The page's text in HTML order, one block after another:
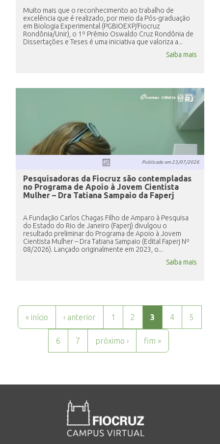
Muito mais que o reconhecimento ao trabalho de
excelência que é realizado, por meio da Pós-graduação
em Biologia Experimental (PGBIOEXP/Fiocruz
Rondônia/Unir), o 1º Prêmio Oswaldo Cruz Rondônia de
Dissertações e Teses é uma iniciativa que valoriza a...
Saiba mais
Publicado em23/07/2026
Pesquisadoras da Fiocruz são contempladas
no Programa de Apoio à Jovem Cientista
Mulher – Dra Tatiana Sampaio da Faperj
A Fundação Carlos Chagas Filho de Amparo à Pesquisa
do Estado do Rio de Janeiro (Faperj) divulgou o
resultado preliminar do Programa de Apoio à Jovem
Cientista Mulher – Dra Tatiana Sampaio (Edital Faperj Nº
08/2026). Lançado originalmente em 2023, o...
Saiba mais
« início ‹ anterior 1 2 3 4 5
6 7 próximo › fim »